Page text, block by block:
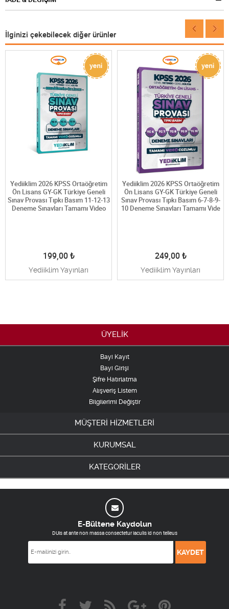
İlginizi çekebilecek diğer ürünler
Yediiklim 2026 KPSS Ortaöğretim
Ön Lisans GY-GK Türkiye Geneli
Sınav Provası Tıpkı Basım 11-12-13
Deneme Sınavları Tamamı Video
199,00₺
Yediiklim Yayınları
Yediiklim 2026 KPSS Ortaöğretim
Ön Lisans GY-GK Türkiye Geneli
Sınav Provası Tıpkı Basım 6-7-8-9-
10 Deneme Sınavları Tamamı Vide
249,00₺
Yediiklim Yayınları
ÜYELİK
Bayi Kayıt
Bayi Girişi
Şifre Hatırlatma
Alışveriş Listem
Bilgilerimi Değiştir
MÜŞTERİ HİZMETLERİ
KURUMSAL
KATEGORİLER
E-Bültene Kaydolun
DUis at ante non massa consectetur iaculis id non telleus